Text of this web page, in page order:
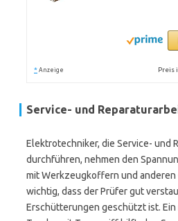
* Anzeige Preis
Service- und
Elektrotechniker, die Service- und
durchführen, nehmen den
mit Werkzeugkoffern und anderen
wichtig, dass der Prüfer gut
Erschütterungen geschützt ist.